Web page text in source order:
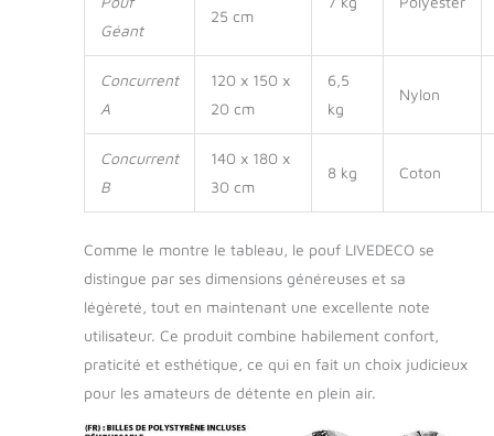
que dans l'eau. Idéal
bord de la piscine ou
directement dans
l'eau, il garantit un
confort exceptionnel
dans tous les
environnements
Géant
25 cm
Concurrent
A
120 x 150 x
20 cm
6,5
kg
Nylon
Concurrent
B
140 x 180 x
30 cm
8 kg Coton
Comme le montre le tableau, le pouf LIVEDECO se
distingue par ses dimensions généreuses et sa
légèreté, tout en maintenant une excellente note
utilisateur. Ce produit combine habilement confort,
praticité et esthétique, ce qui en fait un choix judicieux
pour les amateurs de détente en plein air.